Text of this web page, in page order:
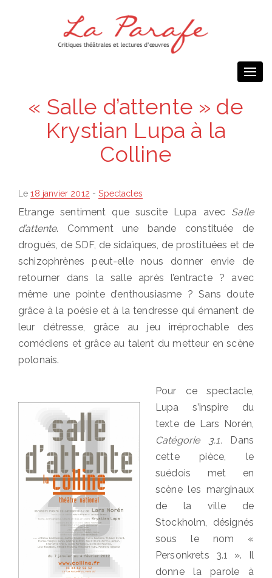
« Salle d’attente » de
Krystian Lupa à la
Colline
LePosted
18 janvier 2012 -Spectacles
Etrange sentiment que suscite Lupa avec Salle
d’attente. Comment une bande constituée de
drogués, de SDF, de sidaïques, de prostituées et de
schizophrènes peut-elle nous donner envie de
retourner dans la salle après l’entracte ? avec
même une pointe d’enthousiasme ? Sans doute
grâce à la poésie et à la tendresse qui émanent de
leur détresse, grâce au jeu irréprochable des
comédiens et grâce au talent du metteur en scène
polonais.
Pour ce spectacle,
Lupa s’inspire du
texte de Lars Norén,
Catégorie 3.1.Dans
cette pièce, le
suédois met en
scène les marginaux
de la ville de
Stockholm, désignés
sous le nom «
Personkrets 3.1 ». Il
donne la parole à